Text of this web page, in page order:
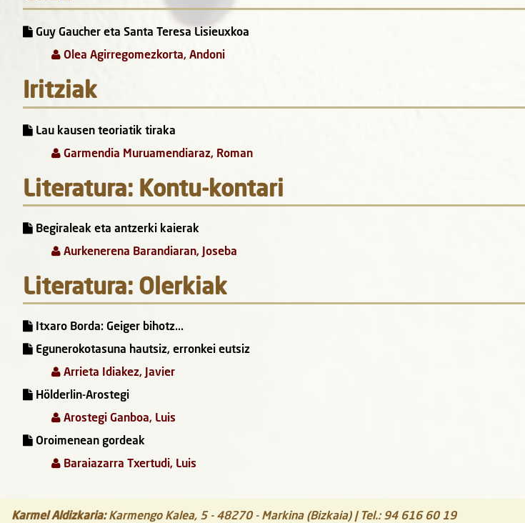
Guy Gaucher eta Santa Teresa Lisieuxkoa
Olea Agirregomezkorta, Andoni
Iritziak
Lau kausen teoriatik tiraka
Garmendia Muruamendiaraz, Roman
Literatura: Kontu-kontari
Begiraleak eta antzerki kaierak
Aurkenerena Barandiaran, Joseba
Literatura: Olerkiak
Itxaro Borda: Geiger bihotz...
Egunerokotasuna hautsiz, erronkei eutsiz
Arrieta Idiakez, Javier
Hölderlin-Arostegi
Arostegi Ganboa, Luis
Oroimenean gordeak
Baraiazarra Txertudi, Luis
Karmel Aldizkaria: Karmengo Kalea, 5 - 48270- Markina (Bizkaia)| Tel.: 94 616 60 19